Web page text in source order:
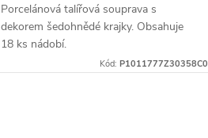
Porcelánová talířová souprava s
dekorem šedohnědé krajky. Obsahuje
18 ks nádobí.
Kód: P1011777Z30358C0